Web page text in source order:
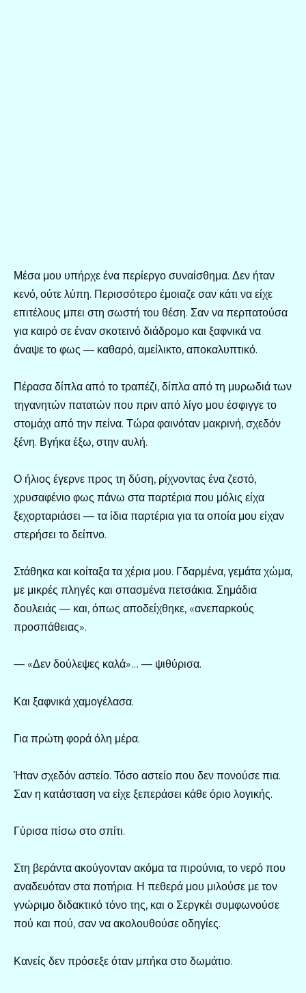
Μέσα μου υπήρχε ένα περίεργο συναίσθημα. Δεν ήταν
κενό, ούτε λύπη. Περισσότερο έμοιαζε σαν κάτι να είχε
επιτέλους μπει στη σωστή του θέση. Σαν να περπατούσα
για καιρό σε έναν σκοτεινό διάδρομο και ξαφνικά να
άναψε το φως — καθαρό, αμείλικτο, αποκαλυπτικό.
Πέρασα δίπλα από το τραπέζι, δίπλα από τη μυρωδιά των
τηγανητών πατατών που πριν από λίγο μου έσφιγγε το
στομάχι από την πείνα. Τώρα φαινόταν μακρινή, σχεδόν
ξένη. Βγήκα έξω, στην αυλή.
Ο ήλιος έγερνε προς τη δύση, ρίχνοντας ένα ζεστό,
χρυσαφένιο φως πάνω στα παρτέρια που μόλις είχα
ξεχορταριάσει — τα ίδια παρτέρια για τα οποία μου είχαν
στερήσει το δείπνο.
Στάθηκα και κοίταξα τα χέρια μου. Γδαρμένα, γεμάτα χώμα,
με μικρές πληγές και σπασμένα πετσάκια. Σημάδια
δουλειάς — και, όπως αποδείχθηκε, «ανεπαρκούς
προσπάθειας».
— «Δεν δούλεψες καλά»… — ψιθύρισα.
Και ξαφνικά χαμογέλασα.
Για πρώτη φορά όλη μέρα.
Ήταν σχεδόν αστείο. Τόσο αστείο που δεν πονούσε πια.
Σαν η κατάσταση να είχε ξεπεράσει κάθε όριο λογικής.
Γύρισα πίσω στο σπίτι.
Στη βεράντα ακούγονταν ακόμα τα πιρούνια, το νερό που
αναδευόταν στα ποτήρια. Η πεθερά μου μιλούσε με τον
γνώριμο διδακτικό τόνο της, και ο Σεργκέι συμφωνούσε
πού και πού, σαν να ακολουθούσε οδηγίες.
Κανείς δεν πρόσεξε όταν μπήκα στο δωμάτιο.